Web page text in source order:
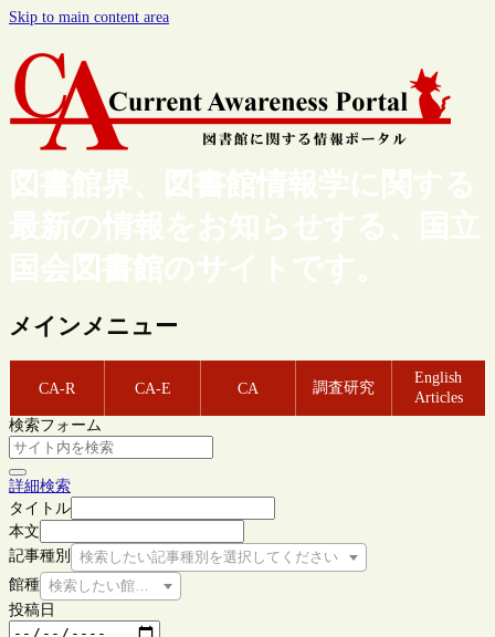
Skip to main content area
図書館界、図書館情報学に関する
最新の情報をお知らせする、国立
国会図書館のサイトです。
メインメニュー
CA-R CA-E CA 調査研究
English
Articles
検索フォーム
詳細検索
タイトル
本文
記事種別
検索したい記事種別を選択してください
館種 検索したい館種を選択してください
投稿日